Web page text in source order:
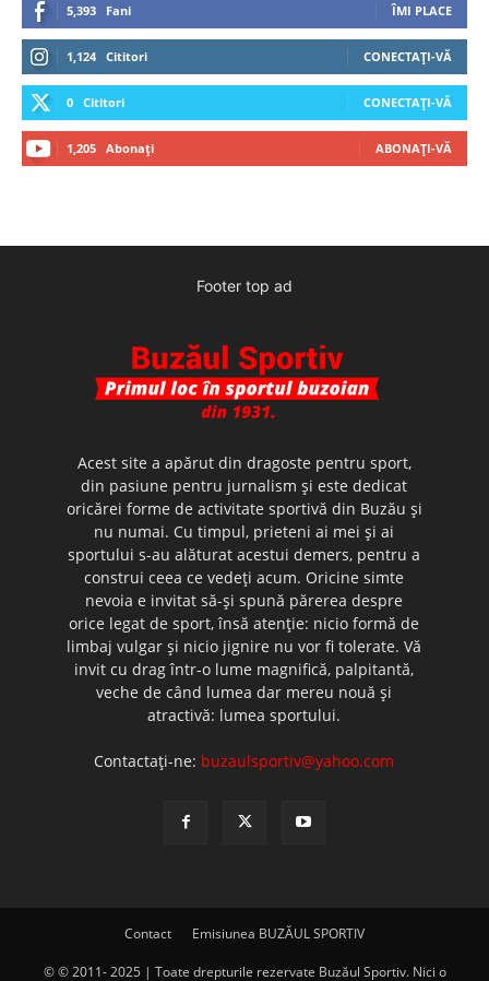
5,393 Fani ÎMI PLACE
1,124 Cititori CONECTAȚI-VĂ
0 Cititori CONECTAȚI-VĂ
1,205 Abonați ABONAȚI-VĂ
Footer top ad
Acest site a apărut din dragoste pentru sport,
din pasiune pentru jurnalism şi este dedicat
oricărei forme de activitate sportivă din Buzău şi
nu numai. Cu timpul, prieteni ai mei şi ai
sportului s-au alăturat acestui demers, pentru a
construi ceea ce vedeţi acum. Oricine simte
nevoia e invitat să-şi spună părerea despre
orice legat de sport, însă atenţie: nicio formă de
limbaj vulgar şi nicio jignire nu vor fi tolerate. Vă
invit cu drag într-o lume magnifică, palpitantă,
veche de când lumea dar mereu nouă şi
atractivă: lumea sportului.
Contactați-ne: buzaulsportiv@yahoo.com
Contact Emisiunea BUZĂUL SPORTIV
© © 2011- 2025 | Toate drepturile rezervate Buzăul Sportiv. Nici o